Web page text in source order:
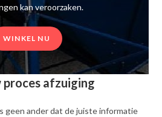
kan veroorzaken.
WINKEL NU
afzuiging
geen ander dat de juiste informatie